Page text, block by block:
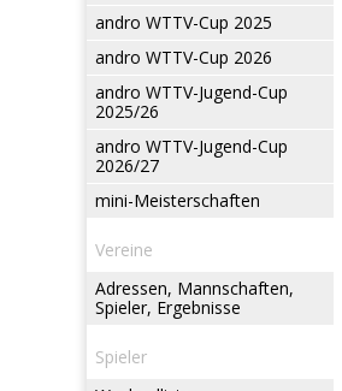
andro WTTV-Cup 2025
andro WTTV-Cup 2026
andro WTTV-Jugend-Cup
2025/26
andro WTTV-Jugend-Cup
2026/27
mini-Meisterschaften
Vereine
Adressen, Mannschaften,
Spieler, Ergebnisse
Spieler